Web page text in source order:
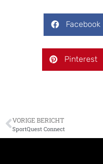
Facebook
Pinterest
VORIGE BERICHT
SportQuest Connect